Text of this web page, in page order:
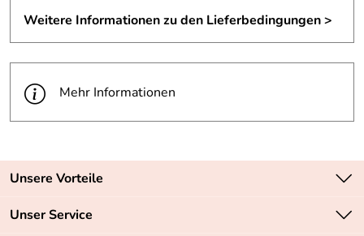
Weitere Informationen zu den Lieferbedingungen >
Mehr Informationen
Unsere Vorteile
Zahlungsarten: Vorkasse, PayPal, PayPal Express
Unser Service